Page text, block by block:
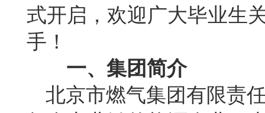
式开启，欢迎广大毕业生
手！
一、集团简介
北京市燃气集团有限责